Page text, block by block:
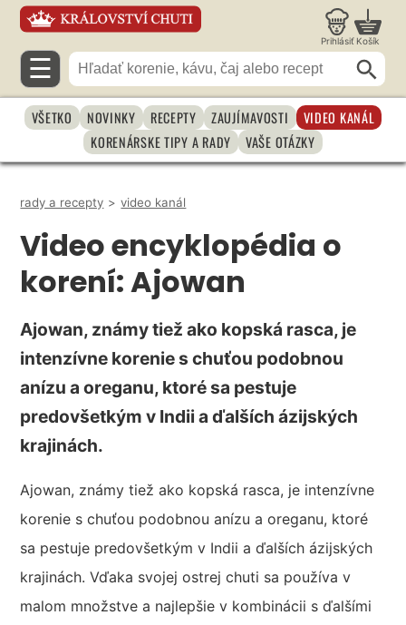
Prihlásiť Košík
☰
VŠETKO NOVINKY RECEPTY ZAUJÍMAVOSTI
VIDEO KANÁL
KORENÁRSKE TIPY A RADY
VAŠE OTÁZKY
rady a recepty > video kanál
Video encyklopédia o
korení: Ajowan
Ajowan, známy tiež ako kopská rasca, je
intenzívne korenie s chuťou podobnou
anízu a oreganu, ktoré sa pestuje
predovšetkým v Indii a ďalších ázijských
krajinách.
Ajowan, známy tiež ako kopská rasca, je intenzívne
korenie s chuťou podobnou anízu a oreganu, ktoré
sa pestuje predovšetkým v Indii a ďalších ázijských
krajinách. Vďaka svojej ostrej chuti sa používa v
malom množstve a najlepšie v kombinácii s ďalšími